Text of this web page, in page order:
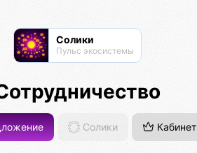
Солики
Пульс экосистемы
Солики Кабинет